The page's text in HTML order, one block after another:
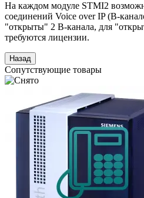
На каждом модуле STMI2
соединений Voice over IP (В-
"открыты" 2 В-канала, для
требуются лицензии.
Сопутствующие товары